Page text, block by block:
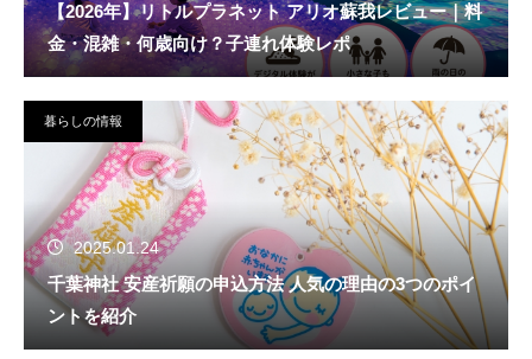
【2026年】リトルプラネット アリオ蘇我レビュー｜料
金・混雑・何歳向け？子連れ体験レポ
暮らしの情報
2025.01.24
千葉神社 安産祈願の申込方法 人気の理由の3つのポイ
ントを紹介